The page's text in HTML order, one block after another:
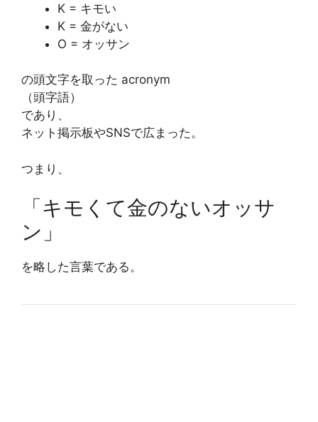
K = キモい
K = 金がない
O = オッサン
の頭文字を取った acronym
（頭字語）
であり、
ネット掲示板やSNSで広まった。
つまり、
「キモくて金のないオッサ
ン」
を略した言葉である。